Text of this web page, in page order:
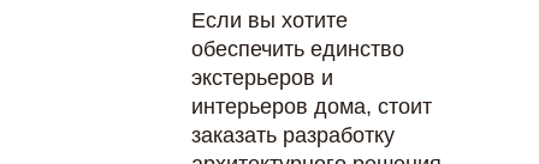
Если вы хотите
обеспечить единство
экстерьеров и
интерьеров дома, стоит
заказать разработку